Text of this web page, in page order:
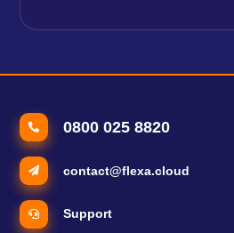
0800 025 8820
contact@flexa.cloud
Support